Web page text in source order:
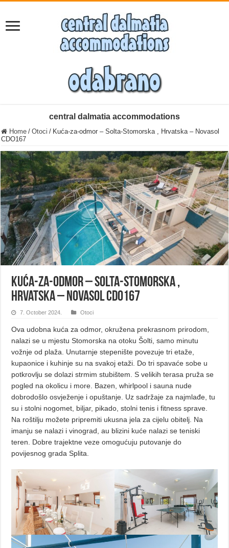
central dalmatia accommodations
Home / Otoci / Kuća-za-odmor – Solta-Stomorska , Hrvatska – Novasol
CDO167
Kuća-za-odmor – Solta-Stomorska ,
Hrvatska – Novasol CDO167
7. October 2024. Otoci
Ova udobna kuća za odmor, okružena prekrasnom prirodom,
nalazi se u mjestu Stomorska na otoku Šolti, samo minutu
vožnje od plaža. Unutarnje stepenište povezuje tri etaže,
kupaonice i kuhinje su na svakoj etaži. Do tri spavaće sobe u
potkrovlju se dolazi strmim stubištem. S velikih terasa pruža se
pogled na okolicu i more. Bazen, whirlpool i sauna nude
dobrodošlo osvježenje i opuštanje. Uz sadržaje za najmlađe, tu
su i stolni nogomet, biljar, pikado, stolni tenis i fitness sprave.
Na roštilju možete pripremiti ukusna jela za cijelu obitelj. Na
imanju se nalazi i vinograd, au blizini kuće nalazi se teniski
teren. Dobre trajektne veze omogućuju putovanje do
povijesnog grada Splita.